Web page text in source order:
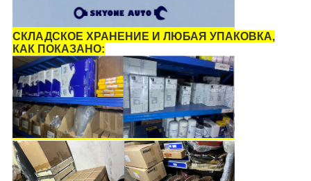
СКЛАДСКОЕ ХРАНЕНИЕ И ЛЮБАЯ УПАКОВКА,
КАК ПОКАЗАНО: